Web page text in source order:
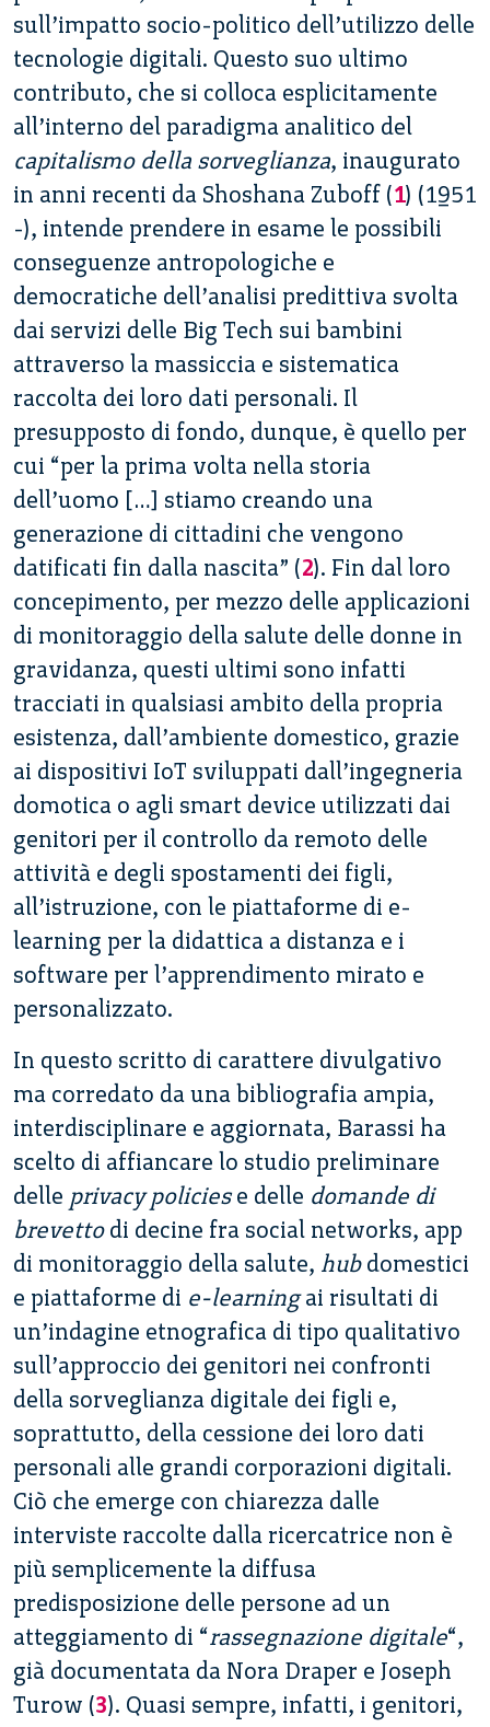
sull’impatto socio-politico dell’utilizzo delle
tecnologie digitali. Questo suo ultimo
contributo, che si colloca esplicitamente
all’interno del paradigma analitico del
capitalismo della sorveglianza, inaugurato
in anni recenti da Shoshana Zuboff (1) (1951
-), intende prendere in esame le possibili
conseguenze antropologiche e
democratiche dell’analisi predittiva svolta
dai servizi delle Big Tech sui bambini
attraverso la massiccia e sistematica
raccolta dei loro dati personali. Il
presupposto di fondo, dunque, è quello per
cui “per la prima volta nella storia
dell’uomo […] stiamo creando una
generazione di cittadini che vengono
datificati fin dalla nascita” (2). Fin dal loro
concepimento, per mezzo delle applicazioni
di monitoraggio della salute delle donne in
gravidanza, questi ultimi sono infatti
tracciati in qualsiasi ambito della propria
esistenza, dall’ambiente domestico, grazie
ai dispositivi IoT sviluppati dall’ingegneria
domotica o agli smart device utilizzati dai
genitori per il controllo da remoto delle
attività e degli spostamenti dei figli,
all’istruzione, con le piattaforme di e-
learning per la didattica a distanza e i
software per l’apprendimento mirato e
personalizzato.
In questo scritto di carattere divulgativo
ma corredato da una bibliografia ampia,
interdisciplinare e aggiornata, Barassi ha
scelto di affiancare lo studio preliminare
delle privacy policiese delle domande di
brevettodi decine fra social networks, app
di monitoraggio della salute, hubdomestici
e piattaforme di e-learningai risultati di
un’indagine etnografica di tipo qualitativo
sull’approccio dei genitori nei confronti
della sorveglianza digitale dei figli e,
soprattutto, della cessione dei loro dati
personali alle grandi corporazioni digitali.
Ciò che emerge con chiarezza dalle
interviste raccolte dalla ricercatrice non è
più semplicemente la diffusa
predisposizione delle persone ad un
atteggiamento di “rassegnazione digitale“,
già documentata da Nora Draper e Joseph
Turow (3). Quasi sempre, infatti, i genitori,